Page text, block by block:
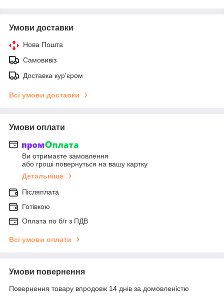
Умови доставки
Нова Пошта
Самовивіз
Доставка кур'єром
Всі умови доставки
Умови оплати
Ви отримаєте замовлення
або гроші повернуться на вашу картку
Детальніше
Післяплата
Готівкою
Оплата по б/г з ПДВ
Всі умови оплати
Умови повернення
Повернення товару впродовж 14 днів за домовленістю